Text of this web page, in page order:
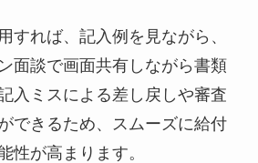
すれば、記入例を見ながら、
面談で画面共有しながら書類
入ミスによる差し戻しや審査
できるため、スムーズに給付
性が高まります。